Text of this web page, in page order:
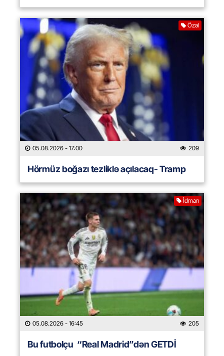
Özəl
05.08.2026 - 17:00 209
Hörmüz boğazı tezliklə açılacaq- Tramp
İdman
05.08.2026 - 16:45 205
Bu futbolçu “Real Madrid”dən GETDİ